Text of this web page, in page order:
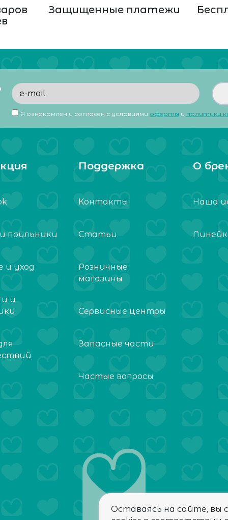
Защищенные платежи
Я ознакомлен и согласен с условиями оферты и политики
поильники
и уход
и
Поддержка
Контакты
Статьи
Розничные
магазины
Сервисные центры
Запасные части
Частые вопросы
О
Наша
Оставаясь на сайте, вы